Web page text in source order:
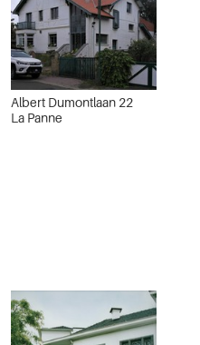
Albert Dumontlaan 22
La Panne